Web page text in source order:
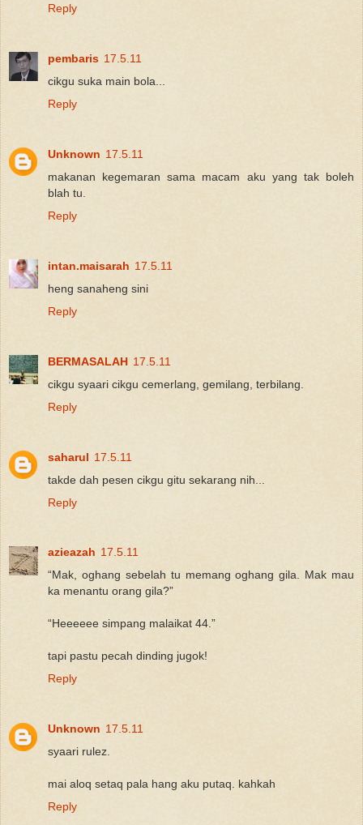
Reply
pembaris 17.5.11
cikgu suka main bola...
Reply
Unknown 17.5.11
makanan kegemaran sama macam aku yang tak boleh
blah tu.
Reply
intan.maisarah 17.5.11
heng sanaheng sini
Reply
BERMASALAH 17.5.11
cikgu syaari cikgu cemerlang, gemilang, terbilang.
Reply
saharul 17.5.11
takde dah pesen cikgu gitu sekarang nih...
Reply
azieazah 17.5.11
“Mak, oghang sebelah tu memang oghang gila. Mak mau
ka menantu orang gila?”
“Heeeeee simpang malaikat 44.”
tapi pastu pecah dinding jugok!
Reply
Unknown 17.5.11
syaari rulez.
mai aloq setaq pala hang aku putaq. kahkah
Reply